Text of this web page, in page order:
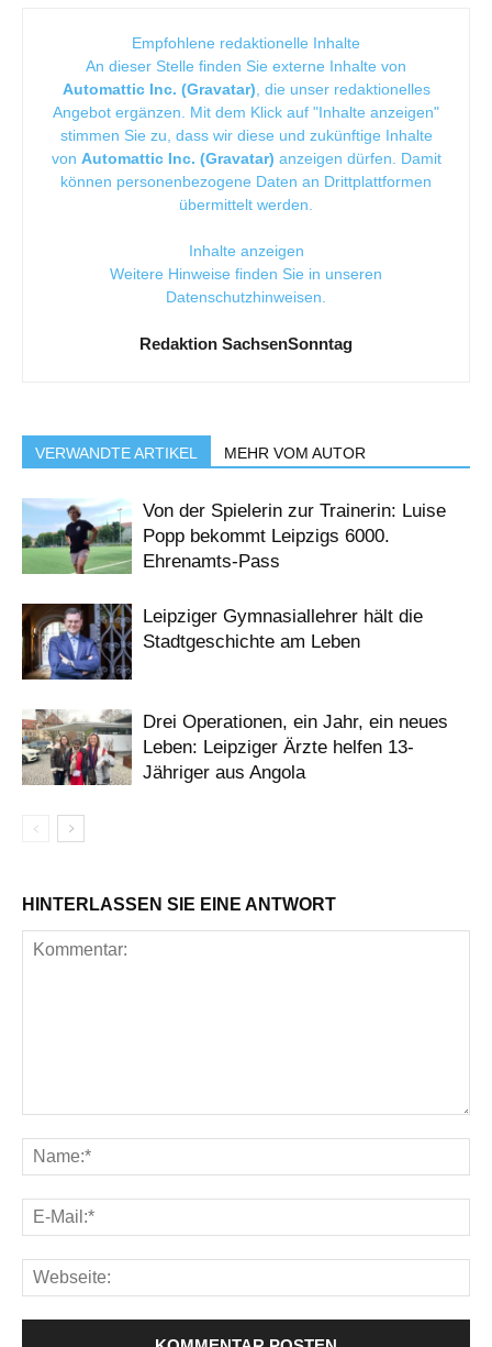
Empfohlene redaktionelle Inhalte
An dieser Stelle finden Sie externe Inhalte von
Automattic Inc. (Gravatar) , die unser redaktionelles
Angebot ergänzen. Mit dem Klick auf "Inhalte anzeigen"
stimmen Sie zu, dass wir diese und zukünftige Inhalte
von Automattic Inc. (Gravatar) anzeigen dürfen. Damit
können personenbezogene Daten an Drittplattformen
übermittelt werden.
Inhalte anzeigen
Weitere Hinweise finden Sie in unseren
Datenschutzhinweisen
Redaktion SachsenSonntag
VERWANDTE ARTIKEL MEHR VOM AUTOR
Von der Spielerin zur Trainerin: Luise
Popp bekommt Leipzigs 6000.
Ehrenamts-Pass
Leipziger Gymnasiallehrer hält die
Stadtgeschichte am Leben
Drei Operationen, ein Jahr, ein neues
Leben: Leipziger Ärzte helfen 13-
Jähriger aus Angola
HINTERLASSEN SIE EINE ANTWORT